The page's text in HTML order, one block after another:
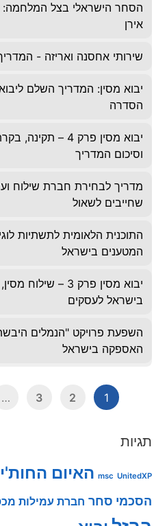
הישראלי בצל המלחמה:
אחסנה ואריזה - המדריך המלא
מסין: המדריך השלם ליבואן
יבוא מסין פרק 4 – תקינה, בקרת
המדריך
לשאול
הלאומית לתשתיות לוגיסטיות:
בישראל
יבוא מסין פרק 3 – שילוח מסין,
לעסקים
פרויקט "הנמלים היבשתיים"
בישראל
2
3
…
71
msc האיום החות'י
סחר חברת עמילות מכס חקיקה